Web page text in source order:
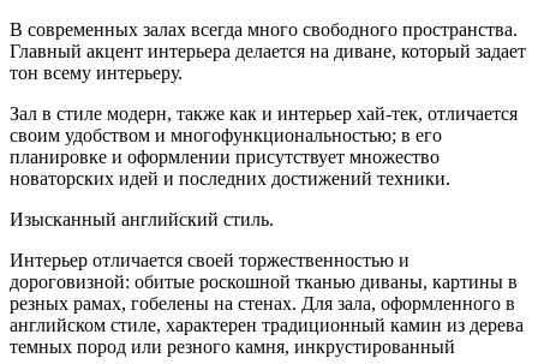
В современных залах всегда много свободного пространства.
Главный акцент интерьера делается на диване, который задает
тон всему интерьеру.
Зал в стиле модерн, также как и интерьер хай-тек, отличается
своим удобством и многофункциональностью; в его
планировке и оформлении присутствует множество
новаторских идей и последних достижений техники.
Изысканный английский стиль.
Интерьер отличается своей торжественностью и
дороговизной: обитые роскошной тканью диваны, картины в
резных рамах, гобелены на стенах. Для зала, оформленного в
английском стиле, характерен традиционный камин из дерева
темных пород или резного камня, инкрустированный